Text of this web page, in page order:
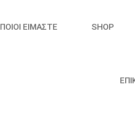
ΠΟΙΟΙ ΕΙΜΑΣΤΕ SHOP